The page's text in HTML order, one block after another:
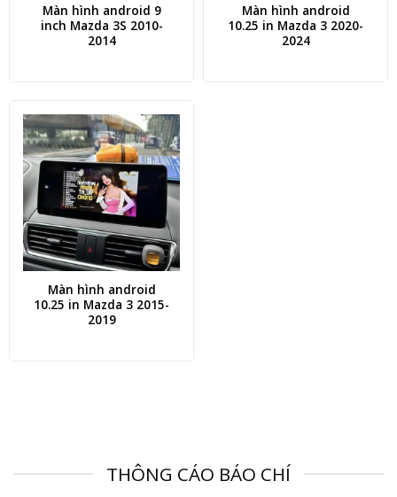
Màn hình android 9
inch Mazda 3S 2010-
2014
Màn hình android
10.25 in Mazda 3 2020-
2024
Màn hình android
10.25 in Mazda 3 2015-
2019
THÔNG CÁO BÁO CHÍ